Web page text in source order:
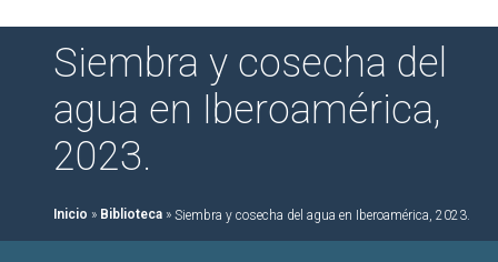
Siembra y cosecha del
agua en Iberoamérica,
2023.
Inicio » Biblioteca » Siembra y cosecha del agua en Iberoamérica, 2023.